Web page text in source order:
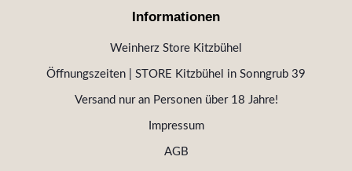
Informationen
Weinherz Store Kitzbühel
Öffnungszeiten | STORE Kitzbühel in Sonngrub 39
Versand nur an Personen über 18 Jahre!
Impressum
AGB